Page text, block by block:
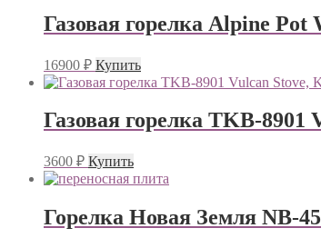
Газовая горелка Alpine Pot
16900 ₽ Купить
Газовая горелка TKB-8901
3600 ₽ Купить
Горелка Новая Земля NB-